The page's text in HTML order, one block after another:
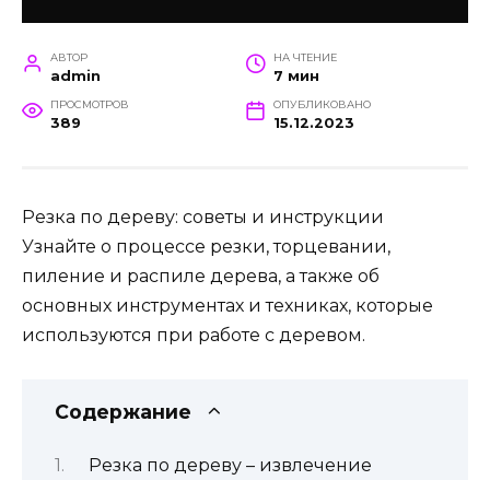
АВТОР
admin
НА ЧТЕНИЕ
7 мин
ПРОСМОТРОВ
389
ОПУБЛИКОВАНО
15.12.2023
Резка по дереву: советы и инструкции
Узнайте о процессе резки, торцевании,
пиление и распиле дерева, а также об
основных инструментах и техниках, которые
используются при работе с деревом.
Содержание
Резка по дереву – извлечение